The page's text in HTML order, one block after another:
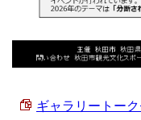
ギャラリートー